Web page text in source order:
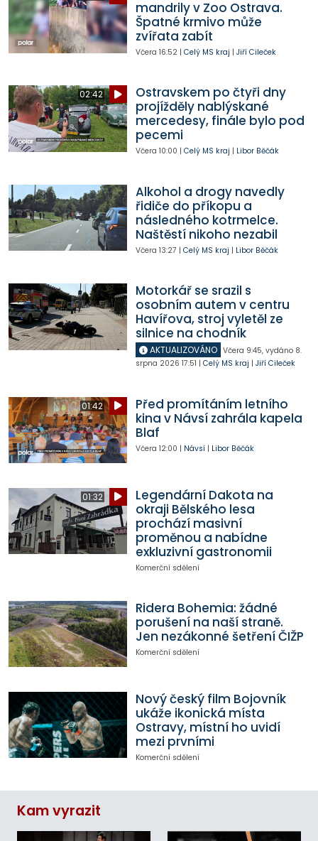
mandrily v Zoo Ostrava.
Špatné krmivo může
zvířata zabít
Včera 16:52| Celý MS kraj | Jiří Cileček
02:42
Ostravskem po čtyři dny
projížděly nablýskané
mercedesy, finále bylo pod
pecemi
Včera 10:00 | Celý MS kraj | Libor Běčák
Alkohol a drogy navedly
řidiče do příkopu a
následného kotrmelce.
Naštěstí nikoho nezabil
Včera 13:27 | Celý MS kraj | Libor Běčák
Motorkář se srazil s
osobním autem v centru
Havířova, stroj vyletěl ze
silnice na chodník
AKTUALIZOVÁNO Včera 9:45, vydáno 8.
srpna 2026 17:51 | Celý MS kraj | Jiří Cileček
01:42
Před promítáním letního
kina v Návsí zahrála kapela
Blaf
Včera 12:00 | Návsí| Libor Běčák
01:32
Legendární Dakota na
okraji Bělského lesa
prochází masivní
proměnou a nabídne
exkluzivní gastronomii
Komerční sdělení
Ridera Bohemia: žádné
porušení na naší straně.
Jen nezákonné šetření ČIŽP
Komerční sdělení
Nový český film Bojovník
ukáže ikonická místa
Ostravy, místní ho uvidí
mezi prvními
Komerční sdělení
Kam vyrazit